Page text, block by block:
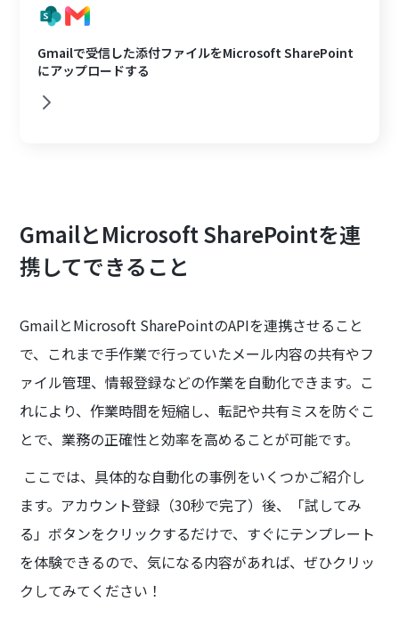
Gmailで受信した添付ファイルをMicrosoft SharePoint
にアップロードする
GmailとMicrosoft SharePointを連
携してできること
GmailとMicrosoft SharePointのAPIを連携させること
で、これまで手作業で行っていたメール内容の共有やフ
ァイル管理、情報登録などの作業を自動化できます。こ
れにより、作業時間を短縮し、転記や共有ミスを防ぐこ
とで、業務の正確性と効率を高めることが可能です。
ここでは、具体的な自動化の事例をいくつかご紹介し
ます。アカウント登録（30秒で完了）後、「試してみ
る」ボタンをクリックするだけで、すぐにテンプレート
を体験できるので、気になる内容があれば、ぜひクリッ
クしてみてください！